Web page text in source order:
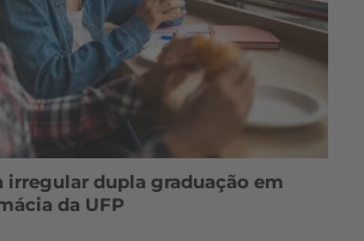
irregular dupla graduação em
da UFP